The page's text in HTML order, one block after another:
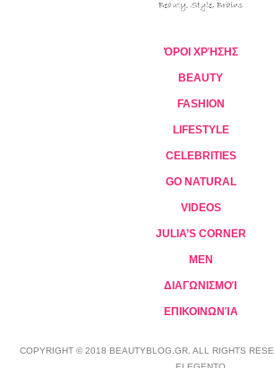
ΌΡΟΙ ΧΡΉΣΗΣ
BEAUTY
FASHION
LIFESTYLE
CELEBRITIES
GO NATURAL
VIDEOS
JULIA’S CORNER
MEN
ΔΙΑΓΩΝΙΣΜΟΊ
ΕΠΙΚΟΙΝΩΝΊΑ
COPYRIGHT © 2018 BEAUTYBLOG.GR. ALL RIGHTS